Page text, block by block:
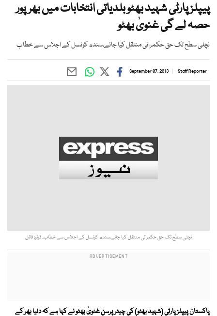
پیپلز پارٹی شہید بھٹو بلدیاتی انتخابات میں بھرپور
حصہ لے گی غنویٰ بھٹو
نچلی سطح تک حق حکمرانی منتقل کیا جائے،سندھ کونسل کے اجلاس سے خطاب
Staff Reporter
September 07, 2013
نچلی سطح تک حق حکمرانی منتقل کیا جائے،سندھ کونسل کے اجلاس سے خطاب۔ فوٹو: فائل
پاکستان پیپلز پارٹی (شہید بھٹو) کی چیئر پرسن غنویٰ بھٹو نے کہا ہے کہ دنیا بھر کے